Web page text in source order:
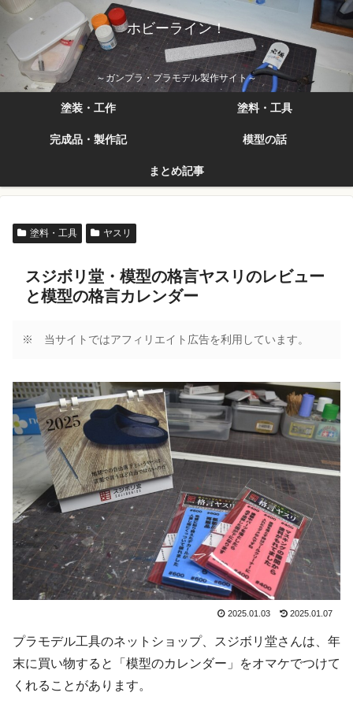
ホビーライン！
～ガンプラ・プラモデル製作サイト～
塗装・工作 塗料・工具
完成品・製作記 模型の話
まとめ記事
塗料・工具 ヤスリ
スジボリ堂・模型の格言ヤスリのレビュー
と模型の格言カレンダー
※ 当サイトではアフィリエイト広告を利用しています。
2025.01.03 2025.01.07
プラモデル工具のネットショップ、スジボリ堂さんは、年
末に買い物すると「模型のカレンダー」をオマケでつけて
くれることがあります。